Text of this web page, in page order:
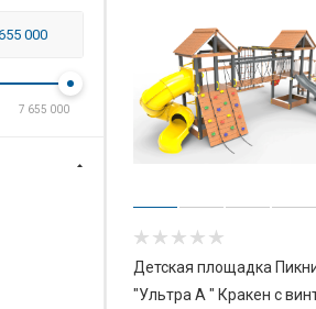
Детская площадка
"Ультра А " Кракен с
7 655 000